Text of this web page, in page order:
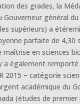
des grades, la
Gouverneur général du
supérieurs) a
parfaite de 4,30
en sciences
a également remporté
2015 – catégorie
académique du
(études de premier